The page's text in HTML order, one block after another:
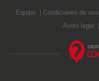
Equipo Condiciones de uso
Aviso legal